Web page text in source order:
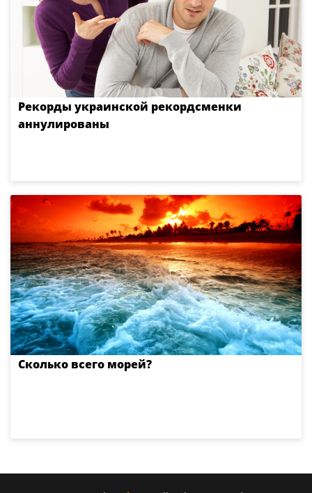
Рекорды украинской рекордсменки
аннулированы
Сколько всего морей?